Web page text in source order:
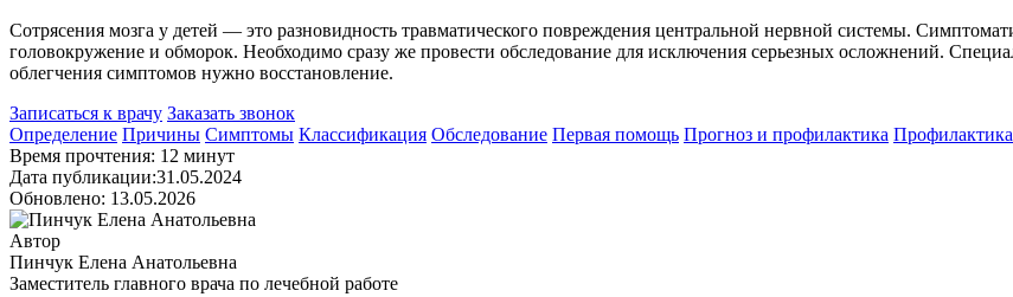
Сотрясения мозга у детей — это разновидность травматического повреждения центральной нервной системы.
головокружение и обморок. Необходимо сразу же провести обследование для исключения серьезных осложнений.
облегчения симптомов нужно восстановление.
Записаться к врачу Заказать звонок
Определение Причины Симптомы Классификация Обследование Первая помощь Прогноз и профилактика
Время прочтения: 12 минут
Дата публикации:31.05.2024
Обновлено: 13.05.2026
Автор
Пинчук Елена Анатольевна
Заместитель главного врача по лечебной работе